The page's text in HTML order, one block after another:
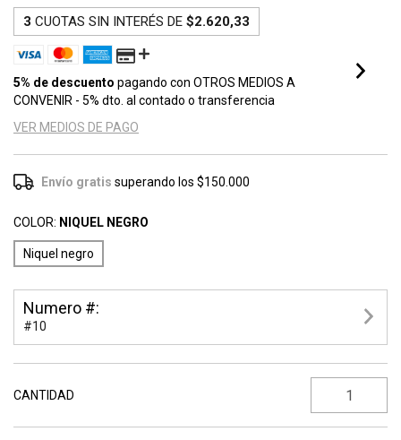
3 CUOTAS SIN INTERÉS DE $2.620,33
5% de descuento pagando con OTROS MEDIOS A
CONVENIR - 5% dto. al contado o transferencia
VER MEDIOS DE PAGO
Envío gratis superando los$150.000
COLOR: NIQUEL NEGRO
Niquel negro
Numero #:
#10
CANTIDAD